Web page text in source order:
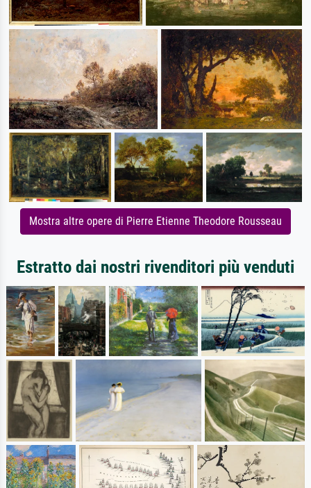
Mostra altre opere di Pierre Etienne Theodore Rousseau
Estratto dai nostri rivenditori più venduti